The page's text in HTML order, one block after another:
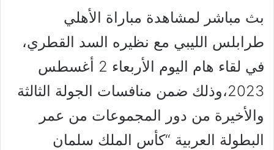
بث مباشر لمشاهدة مباراة الأهلي
طرابلس الليبي مع نظيره السد القطري،
في لقاء هام اليوم الأربعاء 2 أغسطس
2023،وذلك ضمن منافسات الجولة الثالثة
والأخيرة من دور المجموعات من عمر
البطولة العربية “كأس الملك سلمان